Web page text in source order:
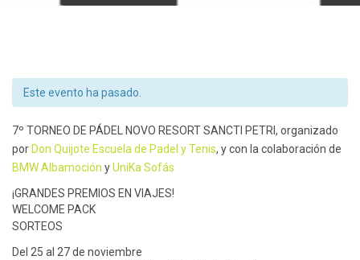
Este evento ha pasado.
7º TORNEO DE PÁDEL NOVO RESORT SANCTI PETRI, organizado
por Don Quijote Escuela de Padel y Tenis, y con la colaboración de
BMW Albamoción yUniKa Sofás
¡GRANDES PREMIOS EN VIAJES!
WELCOME PACK
SORTEOS
Del 25 al 27 de noviembre